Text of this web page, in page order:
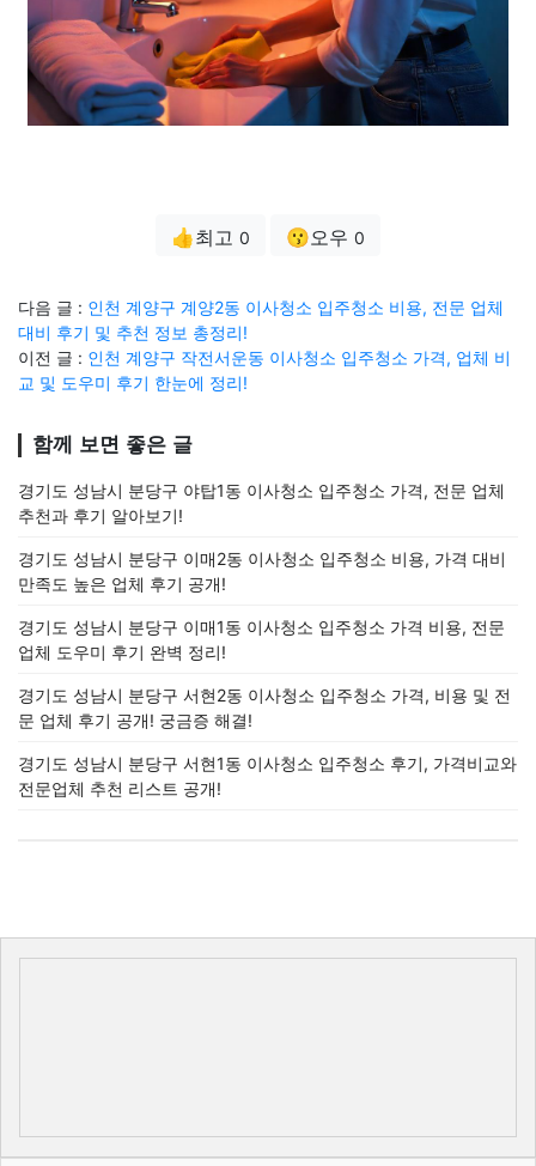
👍최고 0 😗오우 0
다음 글 : 인천 계양구 계양2동 이사청소 입주청소 비용, 전문 업체
대비 후기 및 추천 정보 총정리!
이전 글 : 인천 계양구 작전서운동 이사청소 입주청소 가격, 업체 비
교 및 도우미 후기 한눈에 정리!
함께 보면 좋은 글
경기도 성남시 분당구 야탑1동 이사청소 입주청소 가격, 전문 업체
추천과 후기 알아보기!
경기도 성남시 분당구 이매2동 이사청소 입주청소 비용, 가격 대비
만족도 높은 업체 후기 공개!
경기도 성남시 분당구 이매1동 이사청소 입주청소 가격 비용, 전문
업체 도우미 후기 완벽 정리!
경기도 성남시 분당구 서현2동 이사청소 입주청소 가격, 비용 및 전
문 업체 후기 공개! 궁금증 해결!
경기도 성남시 분당구 서현1동 이사청소 입주청소 후기, 가격비교와
전문업체 추천 리스트 공개!